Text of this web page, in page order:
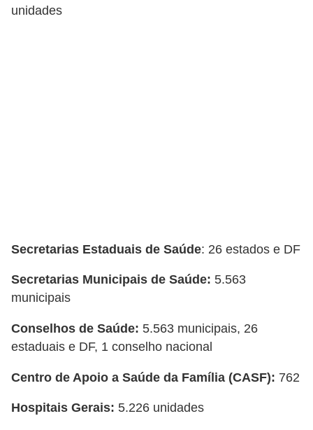
unidades
Secretarias Estaduais de Saúde: 26 estados e DF
Secretarias Municipais de Saúde: 5.563
municipais
Conselhos de Saúde: 5.563 municipais, 26
estaduais e DF, 1 conselho nacional
Centro de Apoio a Saúde da Família (CASF): 762
Hospitais Gerais: 5.226 unidades